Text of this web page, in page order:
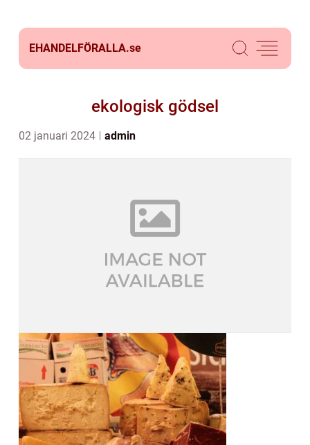
EHANDELFÖRALLA.se
ekologisk gödsel
02 januari 2024 admin